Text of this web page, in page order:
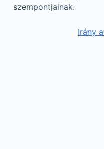
szempontjainak.
Irány